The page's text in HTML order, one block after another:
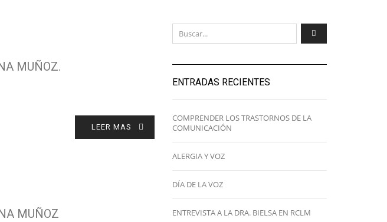
MUÑOZ.
LEER MAS
MUÑOZ
ENTRADAS RECIENTES
COMPRENDER LOS TRASTORNOS DE LA
COMUNICACIÓN
ALERGIA Y VOZ
DÍA DE LA VOZ
ENTREVISTA A LA DRA. BIELSA EN RCLM